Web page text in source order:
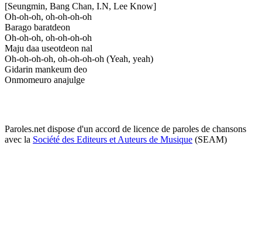
[Seungmin, Bang Chan, I.N, Lee Know]
Oh-oh-oh, oh-oh-oh-oh
Barago baratdeon
Oh-oh-oh, oh-oh-oh-oh
Maju daa useotdeon nal
Oh-oh-oh-oh, oh-oh-oh-oh (Yeah, yeah)
Gidarin mankeum deo
Onmomeuro anajulge
Paroles.net dispose d'un accord de licence de paroles de chansons
avec la Société des Editeurs et Auteurs de Musique (SEAM)